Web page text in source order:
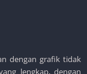
dengan grafik tidak
lengkap, dengan